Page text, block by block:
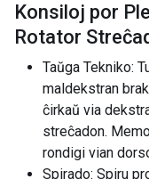
Konsiloj por
Rotator
Taŭga Tekniko:
maldekstran
ĉirkaŭ via
streĉadon.
rondigi vian
Spirado: Spiru